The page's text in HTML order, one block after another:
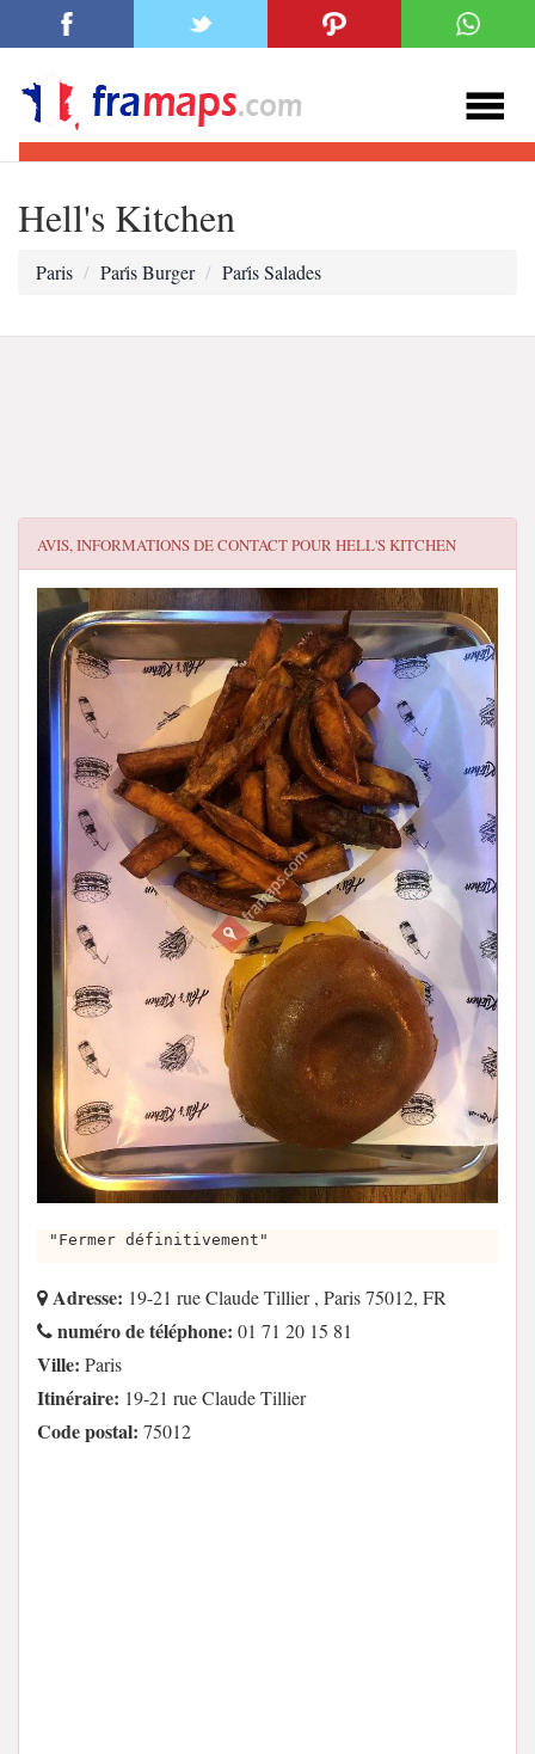
Hell's Kitchen
Paris Pari̇s Burger Pari̇s Salades
AVIS, INFORMATIONS DE CONTACT POURHELL'S KITCHEN
"Fermer définitivement"
Adresse: 19-21 rue Claude Tillier , Paris 75012, FR
numéro de téléphone: 01 71 20 15 81
Ville: Paris
Itinéraire: 19-21 rue Claude Tillier
Code postal: 75012